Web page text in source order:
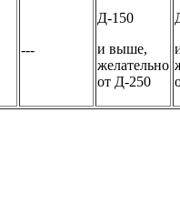
---
Д-150
и выше,
желательно
от Д-250